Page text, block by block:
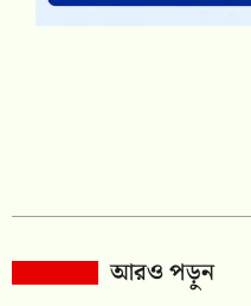
আরও পড়ুন